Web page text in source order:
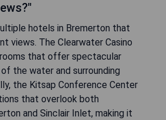
hotels in Bremerton that
views. The Clearwater Casino
that offer spectacular
the water and surrounding
the Kitsap Conference Center
that overlook both
and Sinclair Inlet, making it